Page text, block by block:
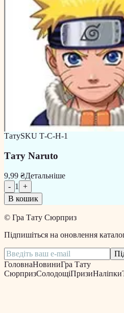
ТатуSKU Т-С-Н-1
Тату Naruto
9,99 ₴Детальніше
- 1
+
В кошик
© Гра Тату Сюрприз
Підпишіться на оновлення
ГоловнаНовиниГра Тату
СюрпризСолодощіПризиНаліпки